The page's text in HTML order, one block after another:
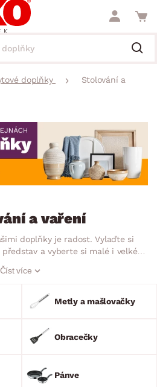
doplňky
Stolování a
a vaření
doplňky je radost. Vylaďte si
a vyberte si malé i velké
navíc oživí každou kuchyň a
nebo přáteli. Náš sortiment
široký!
Číst více
Metly a mašlovačky
Obracečky
Pánve